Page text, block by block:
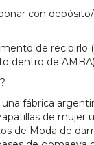
con
de recibirlo
dentro de
fábrica
de mujer
de Moda de